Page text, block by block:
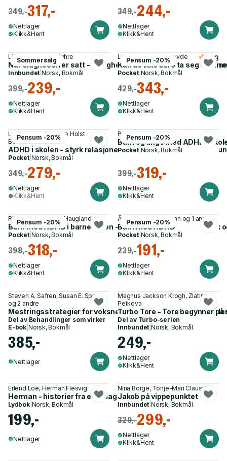
349,-317,-
Nettlager
Klikk&Hent
349,-244,-
Nettlager
Klikk&Hent
Sommersalg
Linda Pettersen Myhre
Når diagnosen er satt - rettigheter og muligheter ved
Innbundet |Norsk, Bokmål
399,-239,-
Nettlager
Klikk&Hent
Pensum -20%
Lisbeth Iglum Rønhovde
Kan de ikke bare ta seg
4.3
Pocket| Norsk, Bokmål
429,-343,-
Nettlager
Klikk&Hent
Pensum -20%
Lene Straarup, Mette Holst
Bertelsen
ADHD i skolen - styrk relasjoner, oppmerksomhet og
Pocket| Norsk, Bokmål
349,-279,-
Nettlager
Klikk&Hent
Pensum -20%
Roar Engh
Barn og unge med ADHD i
Pocket| Norsk, Bokmål
399,-319,-
Nettlager
Klikk&Hent
Pensum -20%
Rita Tangen, Yuliya Haugland
Barn med ADHD i barnehagen - tilrettelegging for trivsel, lek
Pocket| Norsk, Bokmål
398,-318,-
Nettlager
Klikk&Hent
Pensum -20%
Åse Egge, Uta Bastian og 1 annen
Barn med ADHD
Pocket| Norsk, Bokmål
239,-191,-
Nettlager
Klikk&Hent
Steven A. Safren, Susan E. Sprich
og 2 andre
Mestringsstrategier for voksne med ADHD -
Del av Behandlinger som virker
E-bok Norsk, Bokmål
385,-
Nettlager
Magnus Jackson Krogh, Zlatina R.
Petkova
Turbo Tore - Tore begynner på
Del av Turbo-serien
Innbundet |Norsk, Bokmål
249,-
Nettlager
Klikk&Hent
Erlend Loe, Herman Flesvig
Herman - historier fra en udiagnostisert oppvekst
Lydbok| Norsk, Bokmål
199,-
Nettlager
Nina Borge, Tonje-Mari Clausen
Jakob på vippepunktet
Innbundet |Norsk, Bokmål
329,-299,-
Nettlager
Klikk&Hent